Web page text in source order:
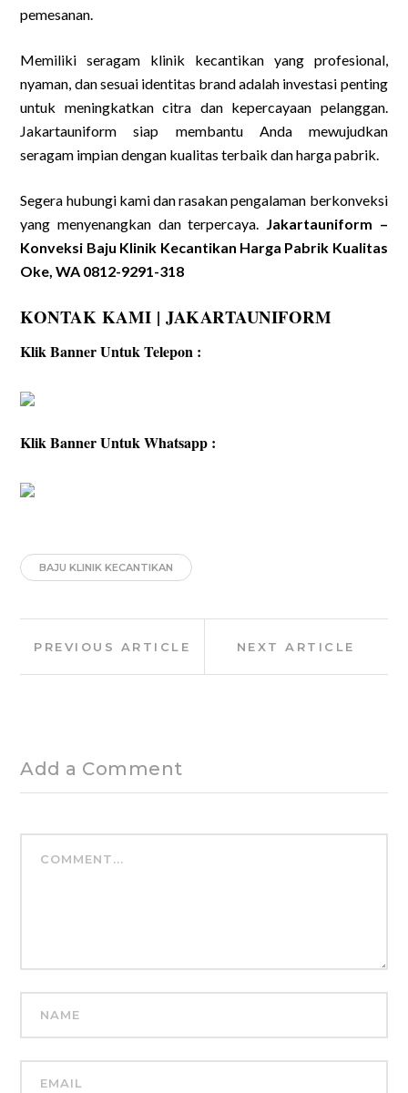
pemesanan.
Memiliki seragam klinik kecantikan yang profesional,
nyaman, dan sesuai identitas brand adalah investasi penting
untuk meningkatkan citra dan kepercayaan pelanggan.
Jakartauniform siap membantu Anda mewujudkan
seragam impian dengan kualitas terbaik dan harga pabrik.
Segera hubungi kami dan rasakan pengalaman berkonveksi
yang menyenangkan dan terpercaya. Jakartauniform –
Konveksi Baju Klinik Kecantikan Harga Pabrik Kualitas
Oke, WA 0812-9291-318
KONTAK KAMI | JAKARTAUNIFORM
Klik Banner Untuk Telepon :
Klik Banner Untuk Whatsapp :
BAJU KLINIK KECANTIKAN
navigation
PREVIOUS ARTICLE NEXT ARTICLE
Add a Comment